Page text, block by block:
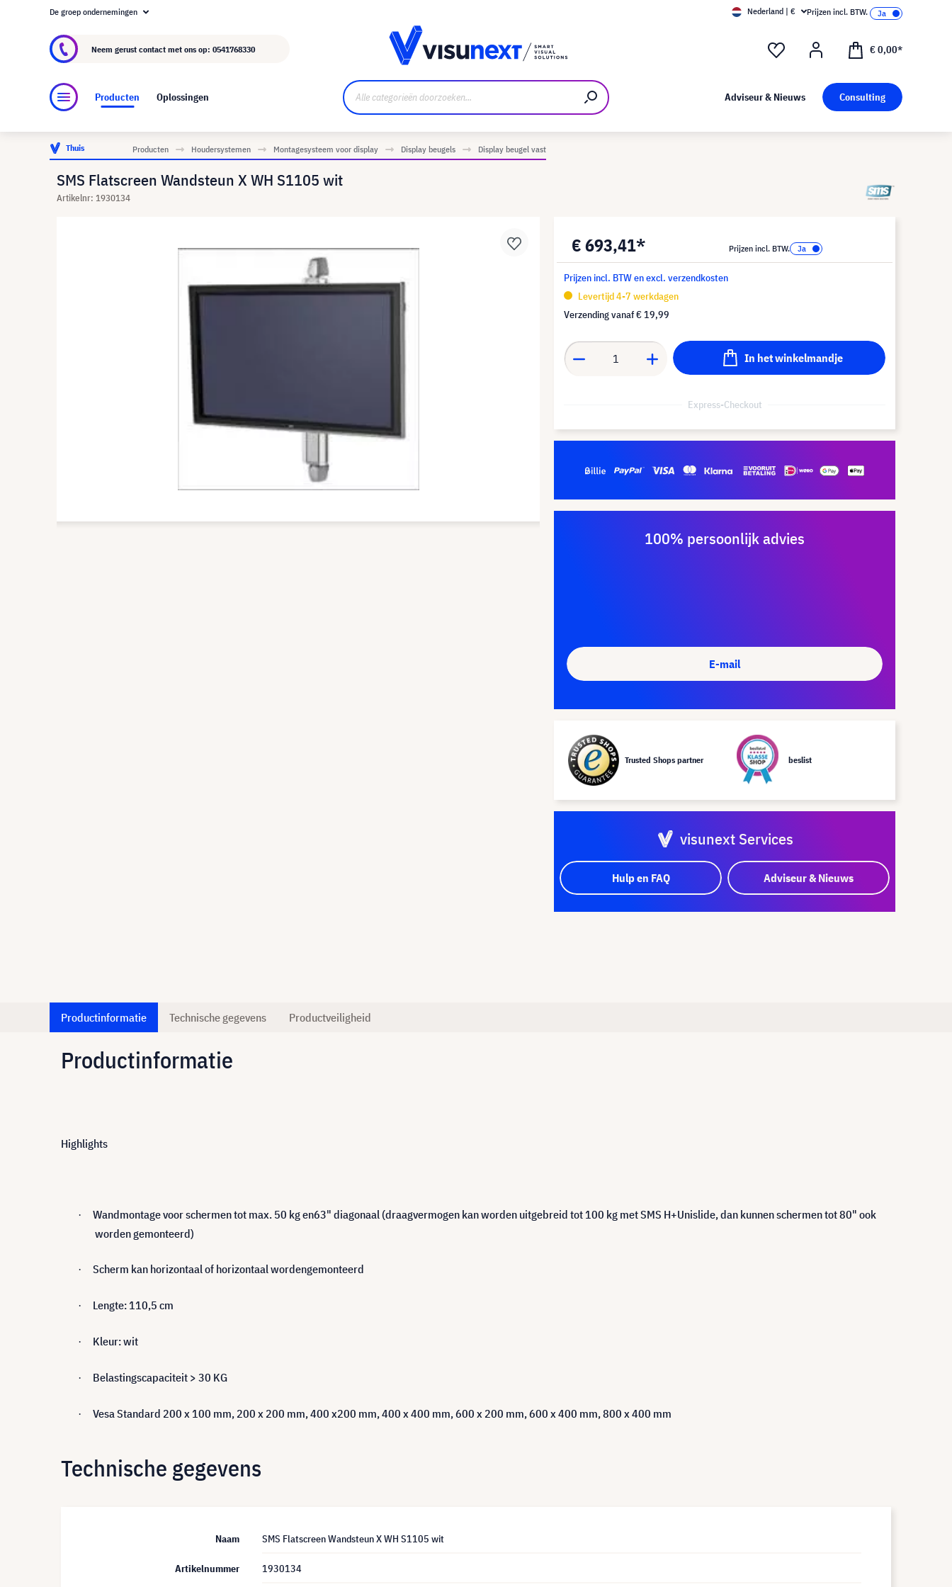
Over visunext.nl
De groep ondernemingen Nederland | € Prijzen incl. BTW.
Neem gerust contact met ons op: 0541768330 € 0,00*
Producten Oplossingen Adviseur & Nieuws Consulting
Thuis Producten Houdersystemen Montagesysteem voor display Display beugels Display beugel vast
SMS Flatscreen Wandsteun X WH S1105 wit
Artikelnr: 1930134
€ 693,41* Prijzen incl. BTW.
Prijzen incl. BTW en excl. verzendkosten
Levertijd 4-7 werkdagen
Verzending vanaf€ 19,99
In het winkelmandje
Express-Checkout
100% persoonlijk advies
E-mail
Trusted Shops partner beslist
visunext Services
Hulp en FAQ Adviseur & Nieuws
Productinformatie Technische gegevens Productveiligheid
Productinformatie
Highlights
·
Wandmontage voor schermen tot max. 50 kg en63" diagonaal (draagvermogen kan worden uitgebreid tot 100 kg met SMS H+Unislide, dan kunnen schermen tot 80" ook
worden gemonteerd)
· Scherm kan horizontaal of horizontaal wordengemonteerd
· Lengte: 110,5 cm
· Kleur: wit
· Belastingscapaciteit > 30 KG
· Vesa Standard 200 x 100 mm, 200 x 200 mm, 400 x200 mm, 400 x 400 mm, 600 x 200 mm, 600 x 400 mm, 800 x 400 mm
Technische gegevens
Naam SMS Flatscreen Wandsteun X WH S1105 wit
Artikelnummer 1930134